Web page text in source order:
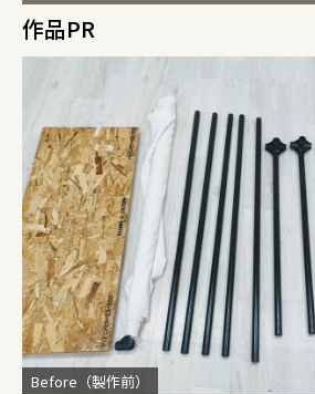
作品PR
Before（製作前）